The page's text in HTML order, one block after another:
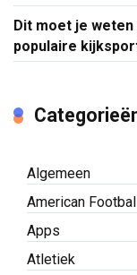
Dit moet je
populaire
Algemeen
American
Apps
Atletiek